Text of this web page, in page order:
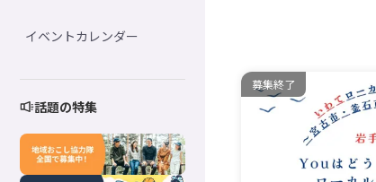
イベントカレンダー
話題の特集
募集終了